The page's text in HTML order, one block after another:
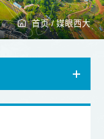
首页/媒眼西大